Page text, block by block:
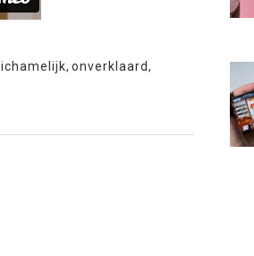
lichamelijk, onverklaard,